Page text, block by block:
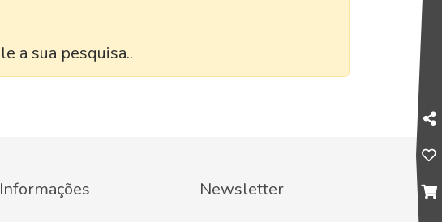
a sua pesquisa..
Informações Newsletter